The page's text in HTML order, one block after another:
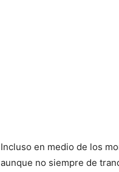
Incluso en medio de los
aunque no siempre de